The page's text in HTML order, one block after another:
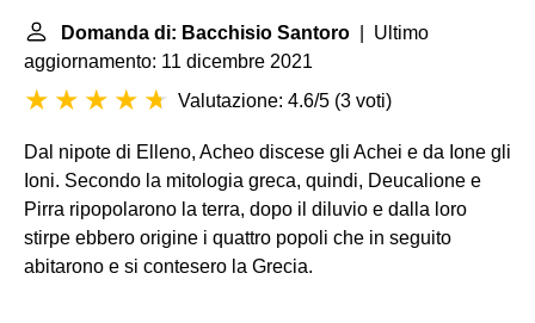
Domanda di: Bacchisio Santoro | Ultimo
aggiornamento: 11 dicembre 2021
Valutazione: 4.6/5 (3 voti)
Dal nipote di Elleno, Acheo discese gli Achei e da Ione gli
Ioni. Secondo la mitologia greca, quindi, Deucalione e
Pirra ripopolarono la terra, dopo il diluvio e dalla loro
stirpe ebbero origine i quattro popoli che in seguito
abitarono e si contesero la Grecia.